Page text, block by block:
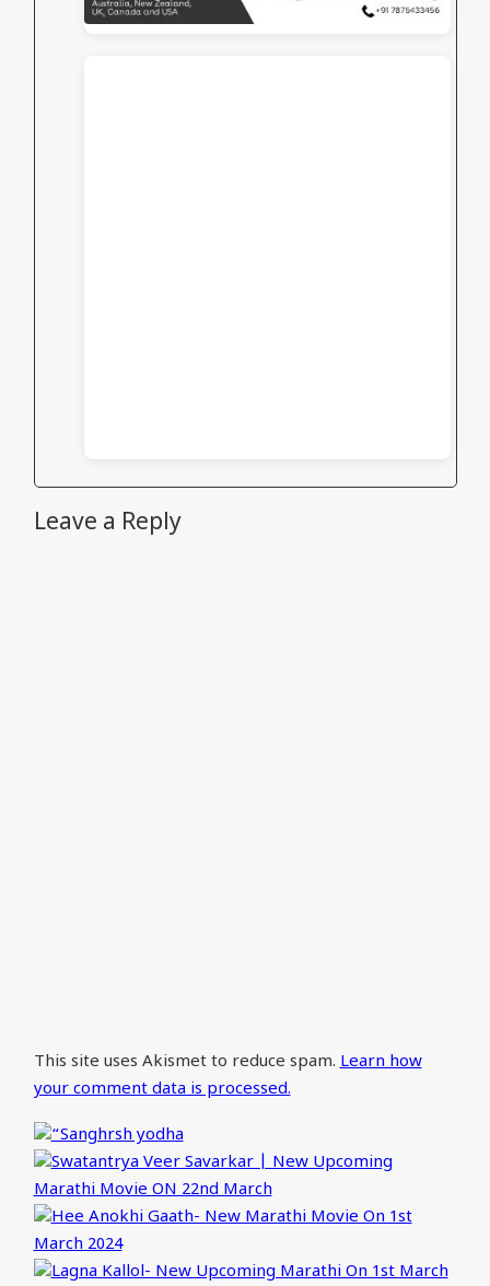
Leave a Reply
This site uses Akismet to reduce spam.Learn how
your comment data is processed.